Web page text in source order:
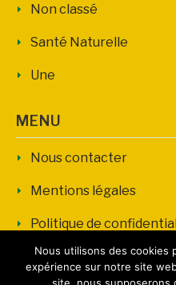
Non classé
Santé Naturelle
Une
MENU
Nous contacter
Mentions légales
Politique de
Nous utilisons des cookies
expérience sur notre site